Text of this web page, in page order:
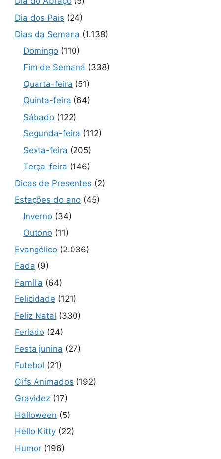
Dia dos Pais (24)
Dias da Semana (1.138)
Domingo (110)
Fim de Semana (338)
Quarta-feira (51)
Quinta-feira (64)
Sábado (122)
Segunda-feira (112)
Sexta-feira (205)
Terça-feira (146)
Dicas de Presentes (2)
Estações do ano (45)
Inverno (34)
Outono (11)
Evangélico (2.036)
Fada (9)
Família (64)
Felicidade (121)
Feliz Natal (330)
Feriado (24)
Festa junina (27)
Futebol (21)
Gifs Animados (192)
Gravidez (17)
Halloween (5)
Hello Kitty (22)
Humor (196)